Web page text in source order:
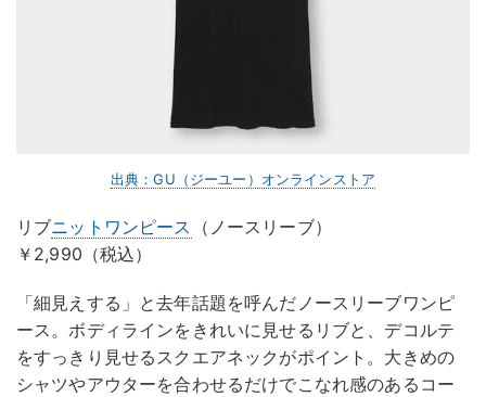
出典：GU（ジーユー）オンラインストア
リブニットワンピース
（ノースリーブ）
￥2,990（税込）
「細見えする」と去年話題を呼んだノースリーブワンピ
ース。ボディラインをきれいに見せるリブと、デコルテ
をすっきり見せるスクエアネックがポイント。大きめの
シャツやアウターを合わせるだけでこなれ感のあるコー